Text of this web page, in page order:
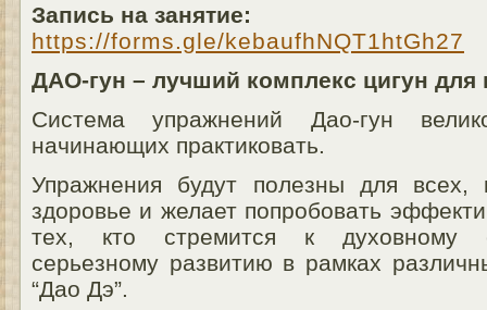
Запись на занятие:
https://forms.gle/kebaufhNQT1htGh27
ДАО-гун – лучший комплекс цигун
Система упражнений Дао-гун
начинающих практиковать.
Упражнения будут полезны для всех,
здоровье и желает попробовать
тех, кто стремится к духовному
серьезному развитию в рамках
“Дао Дэ”.